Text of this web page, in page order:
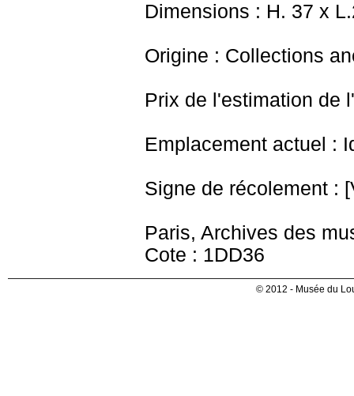
Dimensions : H. 37 x
Origine : Collections
Prix de l'estimation de
Emplacement actuel :
Signe de récolement :
Paris, Archives des
Cote : 1DD36
© 2012 - Musée du